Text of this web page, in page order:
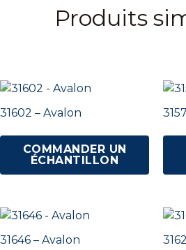
Produits
31602 – Avalon
COMMANDER UN
ÉCHANTILLON
31646 – Avalon